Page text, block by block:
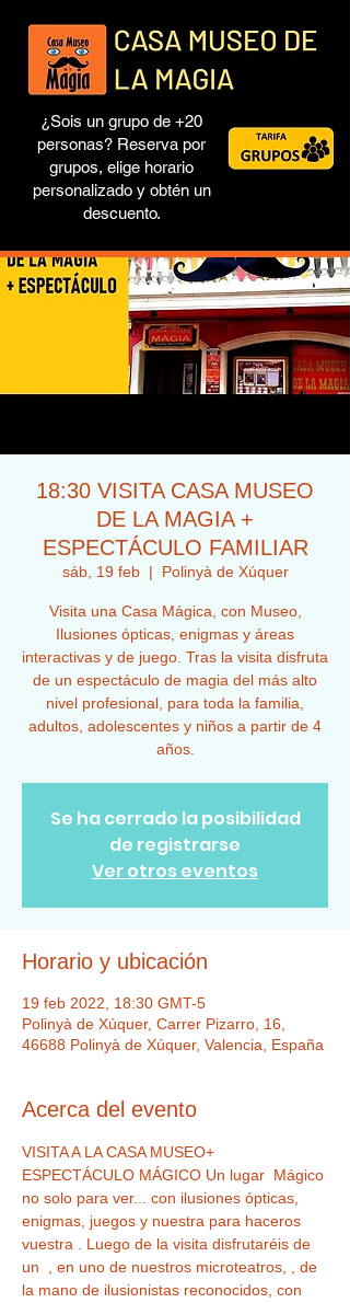
¿Sois un grupo de +20
personas? Reserva por
grupos, elige horario
personalizado y obtén un
descuento.
18:30 VISITA CASA MUSEO
DE LA MAGIA +
ESPECTÁCULO FAMILIAR
sáb, 19 feb
  |
Polinyà de Xúquer
Visita una Casa Mágica, con Museo,
Ilusiones ópticas, enigmas y áreas
interactivas y de juego. Tras la visita disfruta
de un espectáculo de magia del más alto
nivel profesional, para toda la familia,
adultos, adolescentes y niños a partir de 4
años.
Se ha cerrado la posibilidad
de registrarse
Ver otros eventos
Horario y ubicación
19 feb 2022, 18:30 GMT-5
Polinyà de Xúquer, Carrer Pizarro, 16,
46688 Polinyà de Xúquer, Valencia, España
Acerca del evento
VISITA A LA CASA MUSEO+
ESPECTÁCULO MÁGICO Un lugar  Mágico
no solo para ver...
con ilusiones ópticas,
enigmas, juegos y nuestra para haceros
vuestra
. Luego de la visita disfrutaréis de
un
, en uno de nuestros microteatros,
, de
la mano de ilusionistas reconocidos, con